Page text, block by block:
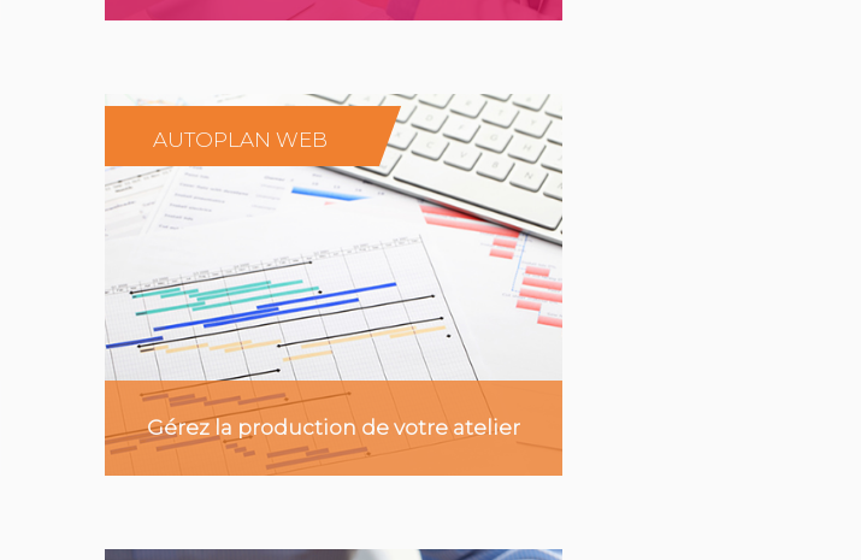
En savoir plus
AUTOPLAN WEB
Gérez la production de votre atelier